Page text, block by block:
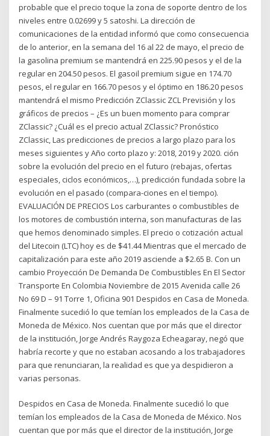
probable que el precio toque la zona de soporte dentro de los
niveles entre 0.02699 y 5 satoshi. La dirección de
comunicaciones de la entidad informó que como consecuencia
de lo anterior, en la semana del 16 al 22 de mayo, el precio de
la gasolina premium se mantendrá en 225.90 pesos y el de la
regular en 204.50 pesos. El gasoil premium sigue en 174.70
pesos, el regular en 166.70 pesos y el óptimo en 186.20 pesos
mantendrá el mismo Predicción ZClassic ZCL Previsión y los
gráficos de precios – ¿Es un buen momento para comprar
ZClassic? ¿Cuál es el precio actual ZClassic? Pronóstico
ZClassic, Las predicciones de precios a largo plazo para los
meses siguientes y Año corto plazo y: 2018, 2019 y 2020. ción
sobre la evolución del precio en el futuro (rebajas, ofertas
especiales, ciclos económicos,…), predicción fundada sobre la
evolución en el pasado (compara-ciones en el tiempo).
EVALUACIÓN DE PRECIOS Los carburantes o combustibles de
los motores de combustión interna, son manufacturas de las
que hemos denominado simples. El precio o cotización actual
del Litecoin (LTC) hoy es de $41.44 Mientras que el mercado de
capitalización para este año 2019 asciende a $2.65 B. Con un
cambio Proyección De Demanda De Combustibles En El Sector
Transporte En Colombia Noviembre de 2015 Avenida calle 26
No 69 D – 91 Torre 1, Oficina 901 Despidos en Casa de Moneda.
Finalmente sucedió lo que temían los empleados de la Casa de
Moneda de México. Nos cuentan que por más que el director
de la institución, Jorge Andrés Raygoza Echeagaray, negó que
habría recorte y que no estaban acosando a los trabajadores
para que renunciaran, la realidad es que ya despidieron a
varias personas.
Despidos en Casa de Moneda. Finalmente sucedió lo que
temían los empleados de la Casa de Moneda de México. Nos
cuentan que por más que el director de la institución, Jorge